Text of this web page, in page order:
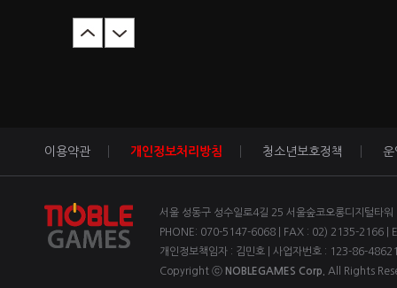
이용약관 개인정보처리방침 청소년보호정책 운
서울 성동구 성수일로4길 25 서울숲코오롱디지털타
PHONE: 070-5147-6068 | FAX : 02) 2135-2166 |
개인정보책임자 : 김민호 | 사업자번호 : 123-86-
Copyright ⓒ NOBLEGAMES Corp. All Rights